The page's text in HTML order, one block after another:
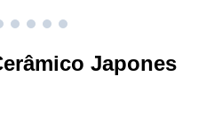
Japones